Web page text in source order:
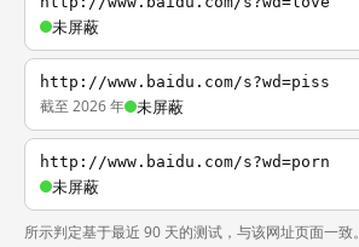
未屏蔽
http://www.baidu.com/s?wd=piss
截至 2026 年 未屏蔽
http://www.baidu.com/s?wd=porn
未屏蔽
所示判定基于最近 90 天的测试，与该网址页面一致。